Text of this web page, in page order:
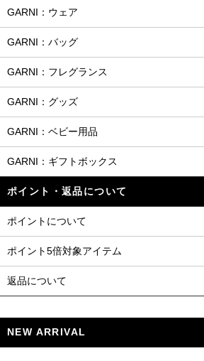
GARNI：ウェア
GARNI：バッグ
GARNI：フレグランス
GARNI：グッズ
GARNI：ベビー用品
GARNI：ギフトボックス
ポイント・返品について
ポイントについて
ポイント5倍対象アイテム
返品について
NEW ARRIVAL